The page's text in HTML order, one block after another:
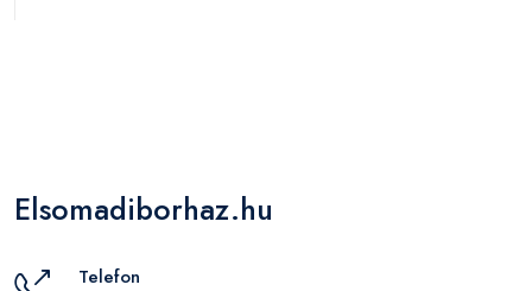
Elsomadiborhaz.hu
Telefon